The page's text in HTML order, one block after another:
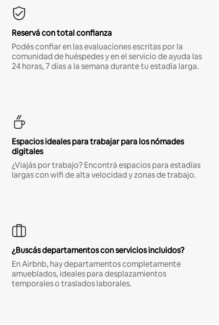
Reservá con total confianza
Podés confiar en las evaluaciones escritas por la
comunidad de huéspedes y en el servicio de ayuda las
24 horas, 7 días a la semana durante tu estadía larga.
Espacios ideales para trabajar para los nómades
digitales
¿Viajás por trabajo? Encontrá espacios para estadías
largas con wifi de alta velocidad y zonas de trabajo.
¿Buscás departamentos con servicios incluidos?
En Airbnb, hay departamentos completamente
amueblados, ideales para desplazamientos
temporales o traslados laborales.